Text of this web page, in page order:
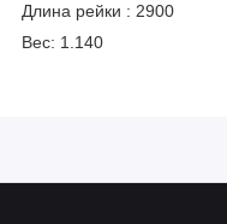
Длина рейки : 2900
Вес: 1.140